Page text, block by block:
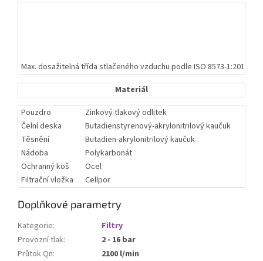
Max. dosažitelná třída stlačeného vzduchu podle ISO 8573-1:2010
Materiál
Pouzdro
Zinkový tlakový odlitek
Čelní deska
Butadienstyrenový-akrylonitrilový kaučuk
Těsnění
Butadien-akrylonitrilový kaučuk
Nádoba
Polykarbonát
Ochranný koš
Ocel
Filtrační vložka
Cellpor
Doplňkové parametry
Kategorie:
Filtry
Provozní tlak:
2 - 16 bar
Průtok Qn:
2100 l/min